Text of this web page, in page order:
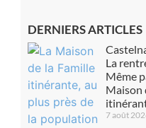
DERNIERS ARTICLES
La
Même
Maison
7 août